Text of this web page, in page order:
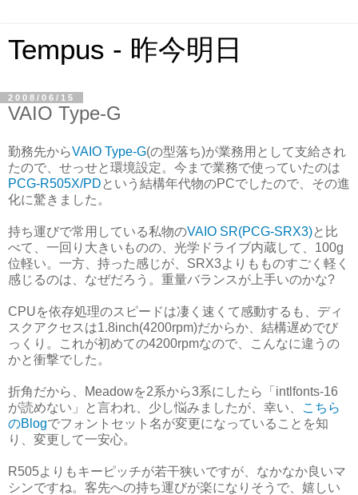
Tempus - 昨今明日
2008/06/15
VAIO Type-G
勤務先からVAIO Type-G(の型落ち)が業務用として支給され
たので、せっせと環境設定。今まで業務で使っていたのは
PCG-R505X/PD という結構年代物のPCでしたので、その進
化に驚きました。
持ち運びで常用している私物のVAIO SR(PCG-SRX3)と比
べて、一回り大きいものの、光学ドライブ内蔵して、100g
位軽い。一方、持った感じが、SRX3よりもものすごく軽く
感じるのは、なぜだろう。重量バランスが上手いのかな?
CPUを依存処理のスピードは凄く速くて感動するも、ディ
スクアクセスは1.8inch(4200rpm)だからか、結構遅めでび
っくり。これが初めての4200rpmなので、こんなに違うの
かと衝撃でした。
折角だから、Meadowを2系から3系にしたら「intlfonts-16
が読めない」と言われ、少し悩みましたが、幸い、
こちら
のBlogでフォントセット名が変更になっていることを知
り、変更して一安心。
R505よりもキーピッチが若干狭いですが、なかなか良いマ
シンですね。客先への持ち運びが楽になりそうで、嬉しい